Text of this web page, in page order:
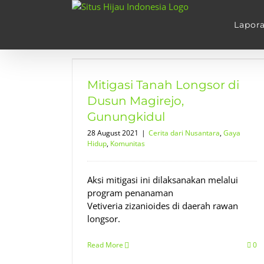
Mitigasi Tanah Longsor di
Dusun Magirejo,
Gunungkidul
28 August 2021 | Cerita dari Nusantara,Gaya
Hidup, Komunitas
Aksi mitigasi ini dilaksanakan melalui
program penanaman
Vetiveria zizanioides di daerah rawan
longsor.
Read More 0